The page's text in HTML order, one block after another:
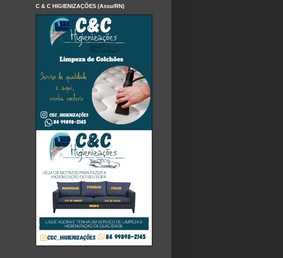
C & C HIGIENIZAÇÕES (Assu/RN)